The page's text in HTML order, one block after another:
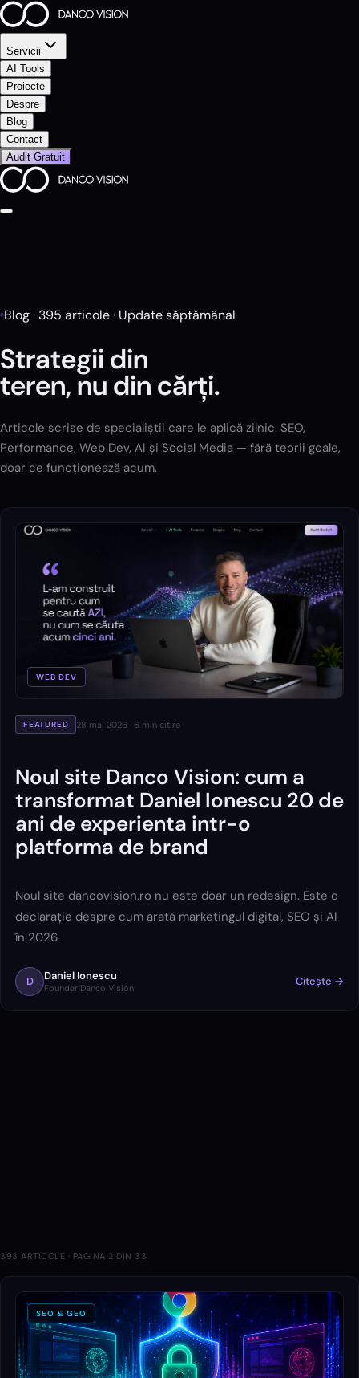
Servicii
AI Tools
Proiecte
Despre
Blog
Contact
Audit Gratuit
Blog · 395 articole · Update săptămânal
Strategii din
teren, nu din cărți.
Articole scrise de specialiștii care le aplică zilnic. SEO,
Performance, Web Dev, AI și Social Media — fără teorii goale,
doar ce funcționează acum.
WEB DEV
FEATURED 28 mai 2026 · 6 min citire
Noul site Danco Vision: cum a
transformat Daniel Ionescu 20 de
ani de experienta intr-o
platforma de brand
Noul site dancovision.ro nu este doar un redesign. Este o
declarație despre cum arată marketingul digital, SEO și AI
în 2026.
D Daniel Ionescu
Founder Danco Vision Citește →
393 ARTICOLE · PAGINA 2 DIN 33
SEO & GEO